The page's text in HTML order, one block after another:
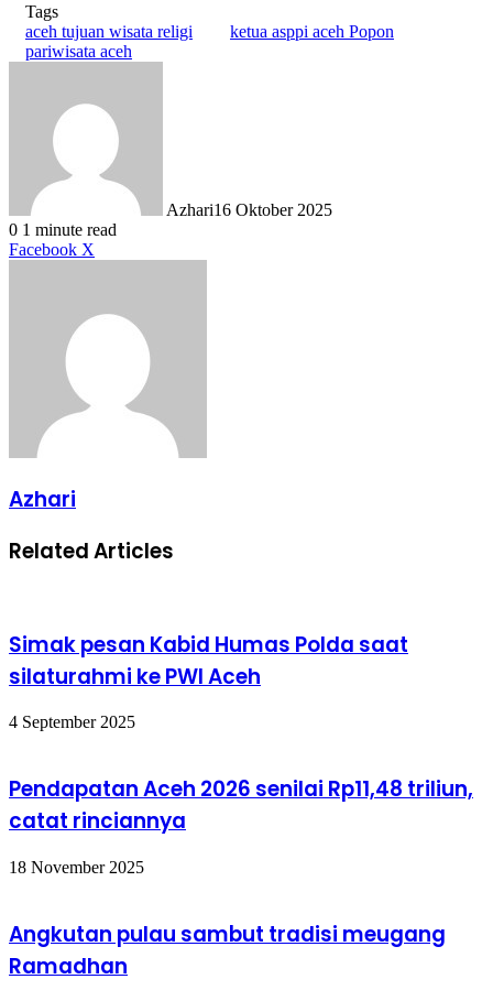
Tags
aceh tujuan wisata religi
ketua asppi aceh Popon
pariwisata aceh
Azhari16 Oktober 2025
0 1 minute read
Facebook X
Azhari
Related Articles
Simak pesan Kabid Humas Polda saat
silaturahmi ke PWI Aceh
4 September 2025
Pendapatan Aceh 2026 senilai Rp11,48 triliun,
catat rinciannya
18 November 2025
Angkutan pulau sambut tradisi meugang
Ramadhan